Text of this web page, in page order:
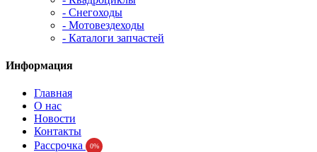
- Снегоходы
- Мотовездеходы
- Каталоги запчастей
Информация
Главная
О нас
Новости
Контакты
Рассрочка
0%